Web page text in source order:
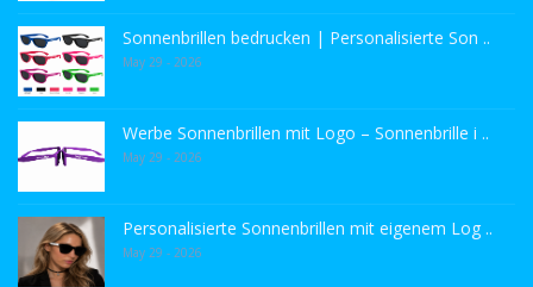
Sonnenbrillen bedrucken | Personalisierte Son ..
May 29 - 2026
Werbe Sonnenbrillen mit Logo – Sonnenbrille i ..
May 29 - 2026
Personalisierte Sonnenbrillen mit eigenem Log ..
May 29 - 2026